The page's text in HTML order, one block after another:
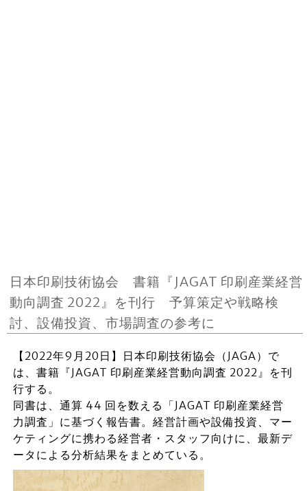
日本印刷技術協会 書籍『JAGAT 印刷産業経営
動向調査 2022』を刊行 予算策定や戦略検
討、設備投資、市場調査の参考に
【2022年9月20日】日本印刷技術協会（JAGA）で
は、書籍『JAGAT 印刷産業経営動向調査 2022』を刊
行する。
同書は、通算 44 回を数える「JAGAT 印刷産業経営
力調査」に基づく報告書。経営計画や設備投資、マー
ケティングに携わる経営者・スタッフ向けに、最新デ
ータによる分析結果をまとめている。